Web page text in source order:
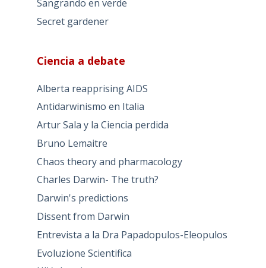
Sangrando en verde
Secret gardener
Ciencia a debate
Alberta reapprising AIDS
Antidarwinismo en Italia
Artur Sala y la Ciencia perdida
Bruno Lemaitre
Chaos theory and pharmacology
Charles Darwin- The truth?
Darwin's predictions
Dissent from Darwin
Entrevista a la Dra Papadopulos-Eleopulos
Evoluzione Scientifica